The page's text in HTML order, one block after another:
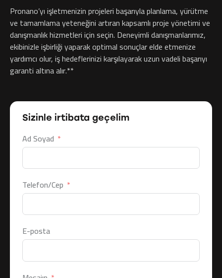
Pronano’yı işletmenizin projeleri başarıyla planlama, yürütme
ve tamamlama yeteneğini artıran kapsamlı proje yönetimi ve
danışmanlık hizmetleri için seçin. Deneyimli danışmanlarımız,
ekibinizle işbirliği yaparak optimal sonuçlar elde etmenize
yardımcı olur, iş hedeflerinizi karşılayarak uzun vadeli başarıyı
garanti altına alır.**
Sizinle irtibata geçelim
Ad Soyad
Telefon/Cep
E-posta